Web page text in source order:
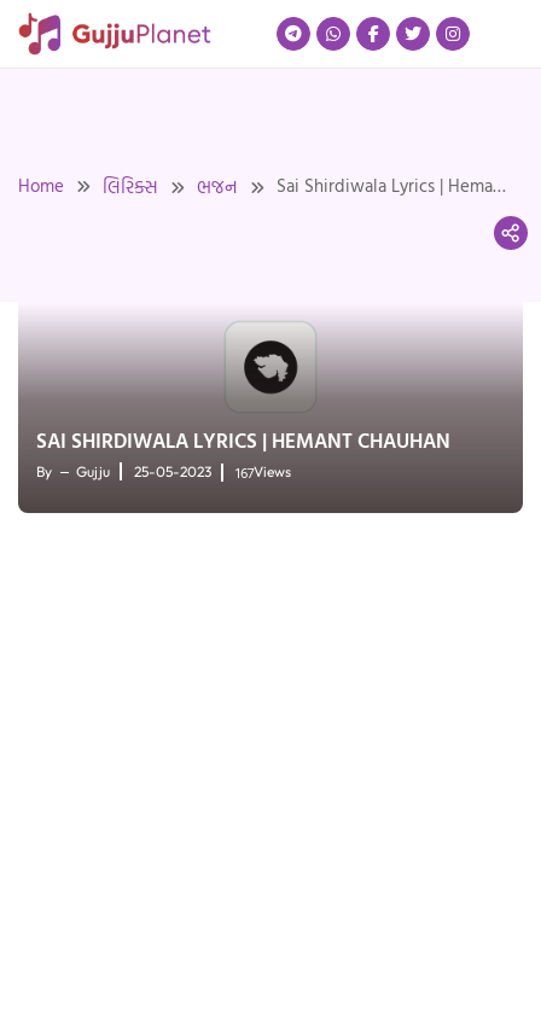
Skip
Home લિરિક્સ ભજન
Sai Shirdiwala Lyrics | Hemant
SAI SHIRDIWALA LYRICS | HEMANT CHAUHAN
By Gujju 25-05-2023 167Views